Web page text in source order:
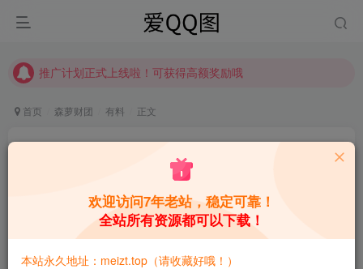
推广计划正式上线啦！可获得高额奖励哦
推广计划正式上线啦！可获得高额奖励哦
首页 森萝财团 有料 正文
10个月前更新
2
本站预览图进行了压缩和水印，原图无压缩，无本站水
欢迎访问7年老站，稳定可靠！
全站所有资源都可以下载！
本站永久地址：meizt.top（请收藏好哦！）